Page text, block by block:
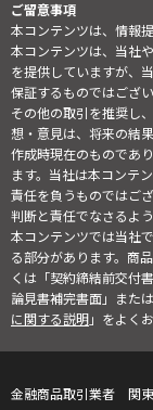
ご留意事項
本コンテンツは、情報
本コンテンツは、当社
を提供していますが、
保証するものではござ
その他の取引を推奨し
想・意見は、将来の結
作成時現在のものであ
ます。当社は本コンテ
責任を負うものではご
判断と責任でなさるよ
本コンテンツでは当社
る部分があります。商
くは「契約締結前交付
論見書補完書面」また
に関する説明」をよく
金融商品取引業者 関